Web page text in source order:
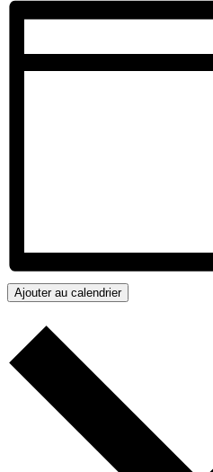
Ajouter au calendrier